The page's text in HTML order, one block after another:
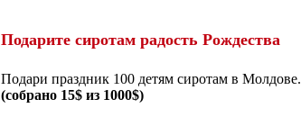
Подарите сиротам радость Рождества
Подари праздник 100 детям сиротам в Молдове.
(собрано 15$ из 1000$)